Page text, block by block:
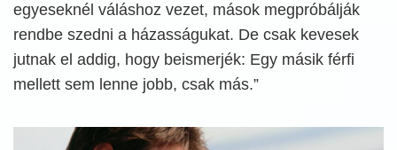
egyeseknél váláshoz vezet, mások megpróbálják
rendbe szedni a házasságukat. De csak kevesek
jutnak el addig, hogy beismerjék: Egy másik férfi
mellett sem lenne jobb, csak más.”